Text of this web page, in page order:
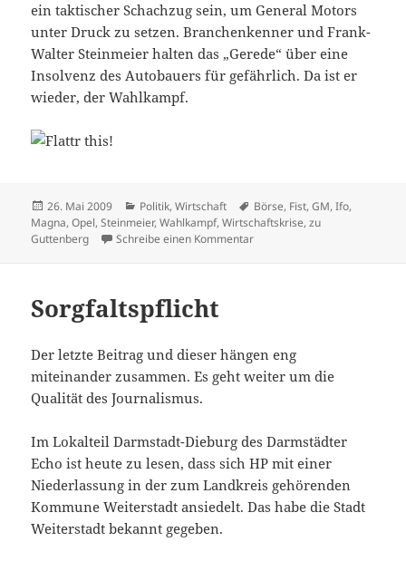
ein taktischer Schachzug sein, um General Motors
unter Druck zu setzen. Branchenkenner und Frank-
Walter Steinmeier halten das „Gerede“ über eine
Insolvenz des Autobauers für gefährlich. Da ist er
wieder, der Wahlkampf.
Veröffentlicht
am
26. Mai 2009 Kategorien
Politik,Wirtschaft Schlagwörter
Börse, Fist,GM,Ifo,
Magna,Opel,Steinmeier,Wahlkampf,Wirtschaftskrise,zu
Guttenberg
Schreibe einen Kommentarzu Ab und auf
Sorgfaltspflicht
Der letzte Beitrag und dieser hängen eng
miteinander zusammen. Es geht weiter um die
Qualität des Journalismus.
Im Lokalteil Darmstadt-Dieburg des Darmstädter
Echo ist heute zu lesen, dass sich HP mit einer
Niederlassung in der zum Landkreis gehörenden
Kommune Weiterstadt ansiedelt. Das habe die Stadt
Weiterstadt bekannt gegeben.